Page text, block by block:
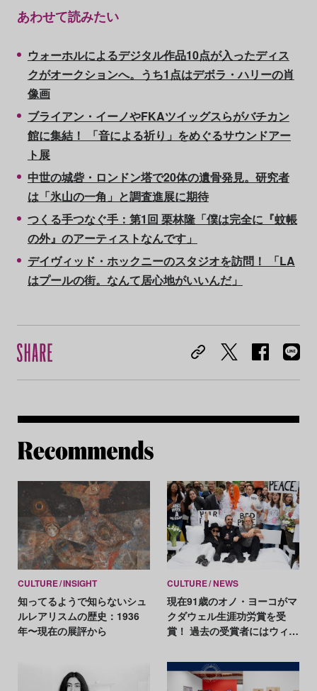
あわせて読みたい
ウォーホルによるデジタル作品10点が入ったディス
クがオークションへ。うち1点はデボラ・ハリーの肖
像画
ブライアン・イーノやFKAツイッグスらがバチカン
館に集結！ 「音による祈り」をめぐるサウンドアー
ト展
中世の城砦・ロンドン塔で20体の遺骨発見。研究者
は「氷山の一角」と調査進展に期待
つくる手つなぐ手：第1回 栗林隆「僕は完全に『蚊帳
の外』のアーティストなんです」
デイヴィッド・ホックニーのスタジオを訪問！ 「LA
はプールの街。なんて居心地がいいんだ」
CULTURE INSIGHT
知ってるようで知らないシュ
ルレアリスムの歴史：1936
年〜現在の展評から
CULTURE NEWS
現在91歳のオノ・ヨーコがマ
クダウェル生涯功労賞を受
賞！ 過去の受賞者にはウィレ
ッド・リンチも